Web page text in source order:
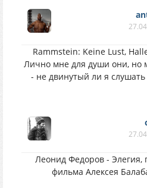
Rammstein: Keine Lust,
Лично мне для души они, но
- не двинутый ли я
Леонид Федоров - Элегия,
фильма Алексея